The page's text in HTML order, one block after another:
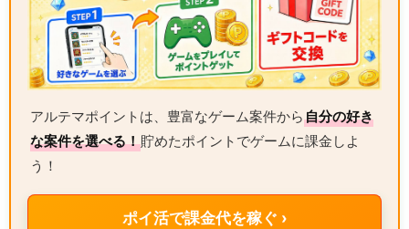
アルテマポイントは、豊富なゲーム案件から自分の好き
な案件を選べる！貯めたポイントでゲームに課金しよ
う！
ポイ活で課金代を稼ぐ ›